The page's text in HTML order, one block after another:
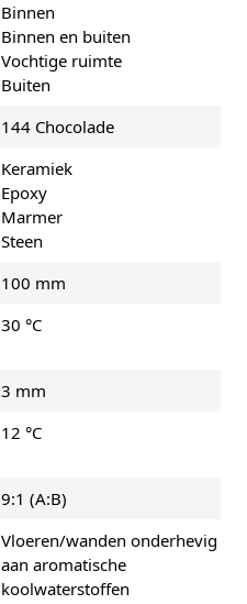
Binnen
Binnen en buiten
Vochtige ruimte
Buiten
144 Chocolade
Keramiek
Epoxy
Marmer
Steen
100 mm
30 °C
3 mm
12 °C
9:1 (A:B)
Vloeren/wanden onderhevig
aan aromatische
koolwaterstoffen